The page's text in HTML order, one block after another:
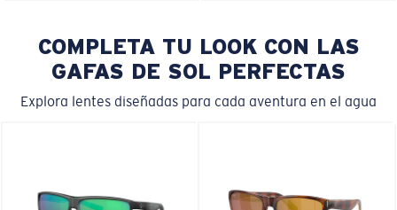
COMPLETA TU LOOK CON LAS
GAFAS DE SOL PERFECTAS
Explora lentes diseñadas para cada aventura en el agua